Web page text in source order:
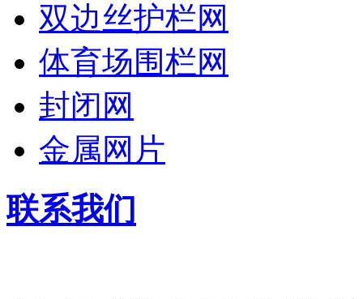
双边丝护栏网
体育场围栏网
封闭网
金属网片
联系我们